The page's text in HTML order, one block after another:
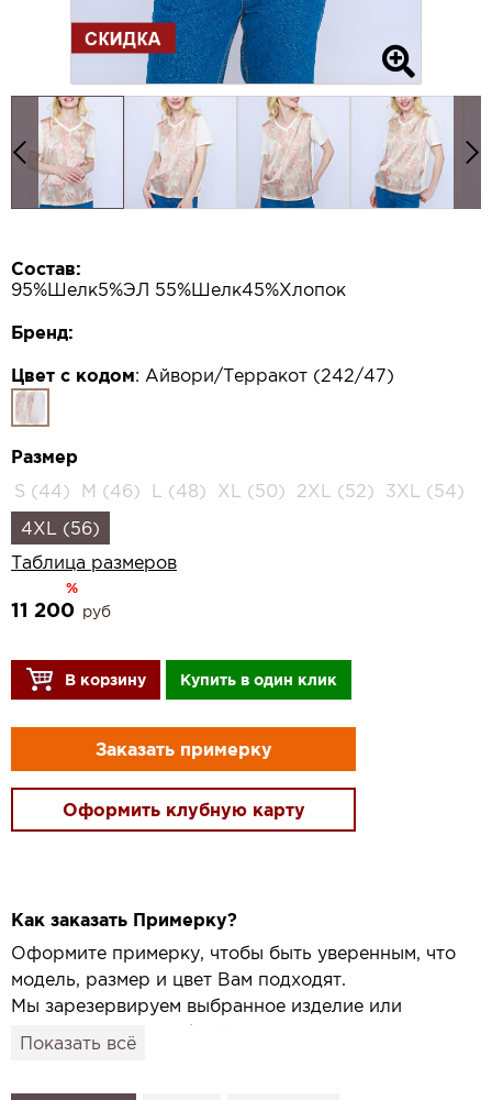
Состав:
95%Шелк5%ЭЛ 55%Шелк45%Хлопок
Бренд:
Цвет с кодом: Айвори/Терракот (242/47)
Размер
S (44)
M (46) L (48) XL (50) 2XL (52)
3XL (54)
4XL (56)
Таблица размеров
%
11 200 руб
В корзину Купить в один клик
Заказать примерку
Оформить клубную карту
Как заказать Примерку?
Оформите примерку, чтобы быть уверенным, что
модель, размер и цвет Вам подходят.
Мы зарезервируем выбранное изделие или
привезём его в удобный для вас салон и
Показать всё